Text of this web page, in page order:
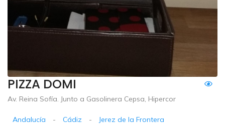
PIZZA DOMI
Av. Reina Sofía. Junto a Gasolinera Cepsa, Hipercor
Andalucía - Cádiz - Jerez de la Frontera